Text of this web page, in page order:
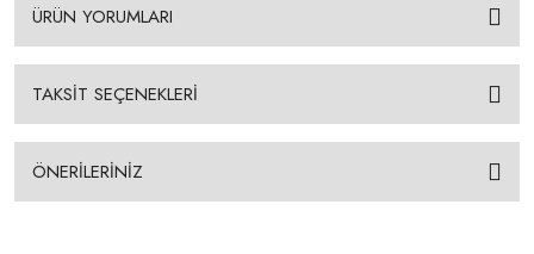
ÜRÜN YORUMLARI
TAKSİT SEÇENEKLERİ
ÖNERİLERİNİZ